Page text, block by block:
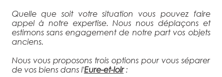
Quelle que soit votre situation vous pouvez faire
appel à notre expertise. Nous nous déplaçons et
estimons sans engagement de notre part vos objets
anciens.
Nous vous proposons trois options pour vous séparer
de vos biens dans l'Eure-et-loir: